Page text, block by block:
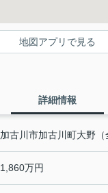
地図アプリで見る
詳細情報
加古川市加古川町大野
1,860万円